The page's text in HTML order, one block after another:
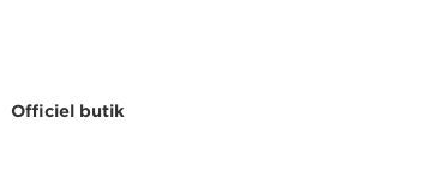
Officiel butik